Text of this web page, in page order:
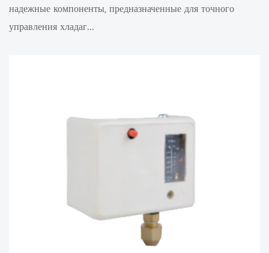
надежные компоненты, предназначенные для точного
управления хладаг...